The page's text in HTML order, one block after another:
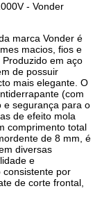
- Vonder
marca Vonder é
macios, fios e
em aço
de possuir
mais elegante. O
(com
e segurança para o
de efeito mola
comprimento total
de 8 mm, é
diversas
e
consistente por
de corte frontal,